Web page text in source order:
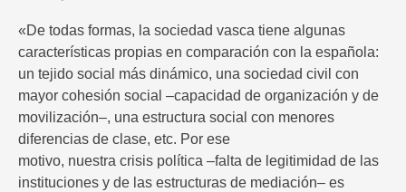
«De todas formas, la sociedad vasca tiene algunas
características propias en comparación con la española:
un tejido social más dinámico, una sociedad civil con
mayor cohesión social –capacidad de organización y de
movilización–, una estructura social con menores
diferencias de clase, etc. Por ese
motivo, nuestra crisis política –falta de legitimidad de las
instituciones y de las estructuras de mediación– es